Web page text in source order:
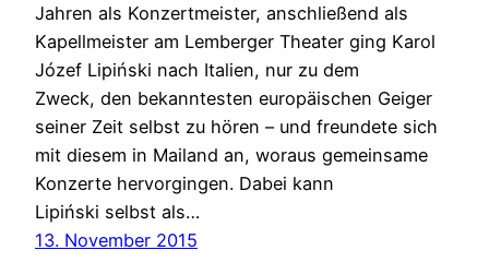
Jahren als Konzertmeister, anschließend als
Kapellmeister am Lemberger Theater ging Karol
Józef Lipiński nach Italien, nur zu dem
Zweck, den bekanntesten europäischen Geiger
seiner Zeit selbst zu hören – und freundete sich
mit diesem in Mailand an, woraus gemeinsame
Konzerte hervorgingen. Dabei kann
Lipiński selbst als…
13. November 2015